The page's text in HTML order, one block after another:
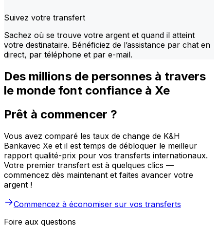
Suivez votre transfert
Sachez où se trouve votre argent et quand il atteint
votre destinataire. Bénéficiez de l’assistance par chat en
direct, par téléphone et par e-mail.
Des millions de personnes à travers
le monde font confiance à Xe
Prêt à commencer ?
Vous avez comparé les taux de change de K&H
Bankavec Xe et il est temps de débloquer le meilleur
rapport qualité-prix pour vos transferts internationaux.
Votre premier transfert est à quelques clics —
commencez dès maintenant et faites avancer votre
argent !
Commencez à économiser sur vos transferts
Foire aux questions